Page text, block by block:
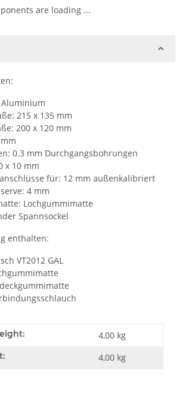
are loading ...
215 x 135 mm
200 x 120 mm
0.3 mm Durchgangsbohrungen
x 10 mm
für: 12 mm außenkalibriert
4 mm
Lochgummimatte
Spannsockel
enthalten:
VT2012 GAL
4,00 kg
4,00 kg